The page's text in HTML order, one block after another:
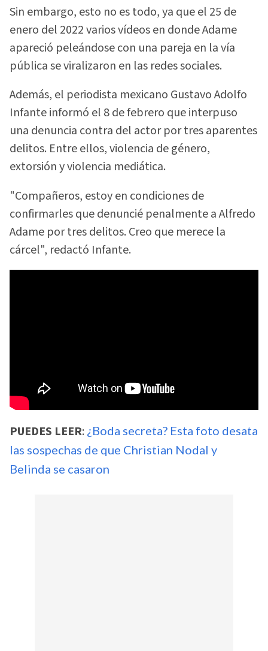
Sin embargo, esto no es todo, ya que el 25 de
enero del 2022 varios vídeos en donde Adame
apareció peleándose con una pareja en la vía
pública se viralizaron en las redes sociales.
Además, el periodista mexicano Gustavo Adolfo
Infante informó el 8 de febrero que interpuso
una denuncia contra del actor por tres aparentes
delitos. Entre ellos, violencia de género,
extorsión y violencia mediática.
"Compañeros, estoy en condiciones de
confirmarles que denuncié penalmente a Alfredo
Adame por tres delitos. Creo que merece la
cárcel", redactó Infante.
PUEDES LEER: ¿Boda secreta? Esta foto desata
las sospechas de que Christian Nodal y
Belinda se casaron